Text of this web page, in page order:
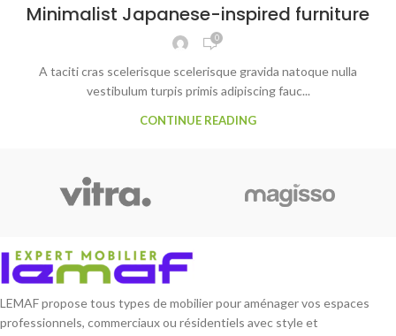
Minimalist Japanese-inspired furniture
0
A taciti cras scelerisque scelerisque gravida natoque nulla
vestibulum turpis primis adipiscing fauc...
CONTINUE READING
LEMAF propose tous types de mobilier pour aménager vos espaces
professionnels, commerciaux ou résidentiels avec style et